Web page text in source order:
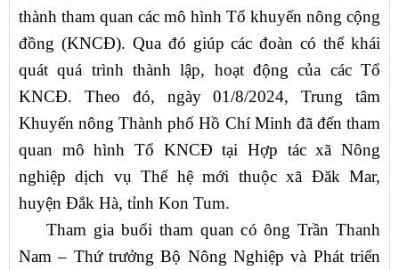
thành tham quan các mô hình Tổ khuyến nông cộng
đồng (KNCĐ). Qua đó giúp các đoàn có thể khái
quát quá trình thành lập, hoạt động của các Tổ
KNCĐ. Theo đó, ngày 01/8/2024, Trung tâm
Khuyến nông Thành phố Hồ Chí Minh đã đến tham
quan mô hình Tổ KNCĐ tại Hợp tác xã Nông
nghiệp dịch vụ Thế hệ mới thuộc xã Đăk Mar,
huyện Đắk Hà, tỉnh Kon Tum.
Tham gia buổi tham quan có ông Trần Thanh
Nam – Thứ trưởng Bộ Nông Nghiệp và Phát triển